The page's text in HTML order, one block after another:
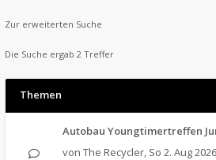
Zur erweiterten Suche
Die Suche ergab 2 Treffer
Themen
Autobau Youngtimertreffen
von The Recycler, So 2. Aug